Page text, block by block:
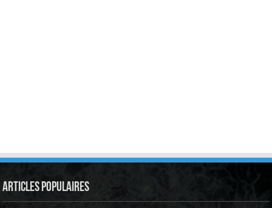
Articles Populaires